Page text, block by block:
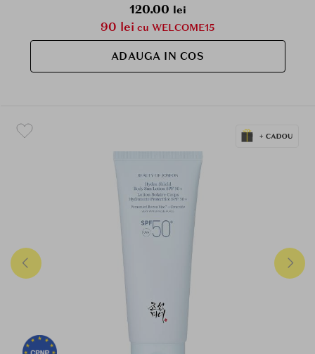
120.00 lei
90 lei cu WELCOME15
ADAUGA IN COS